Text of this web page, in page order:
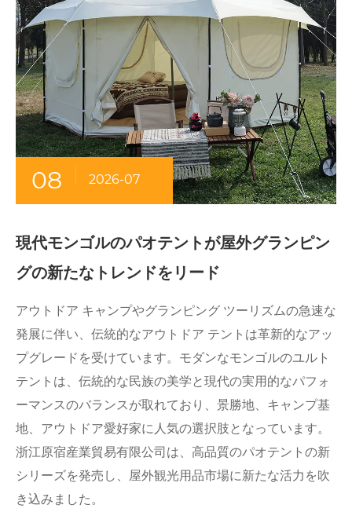
08 2026-07
現代モンゴルのパオテントが屋外グランピン
グの新たなトレンドをリード
アウトドア キャンプやグランピング ツーリズムの急速な
発展に伴い、伝統的なアウトドア テントは革新的なアッ
プグレードを受けています。モダンなモンゴルのユルト
テントは、伝統的な民族の美学と現代の実用的なパフォ
ーマンスのバランスが取れており、景勝地、キャンプ基
地、アウトドア愛好家に人気の選択肢となっています。
浙江原宿産業貿易有限公司は、高品質のパオテントの新
シリーズを発売し、屋外観光用品市場に新たな活力を吹
き込みました。